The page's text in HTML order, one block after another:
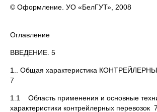
© Оформление. УО «БелГУТ», 2008
Оглавление
ВВЕДЕНИЕ. 5
1.. Общая характеристика
7
1.1 Область применения и основные
характеристики контрейлерных перевозок 7